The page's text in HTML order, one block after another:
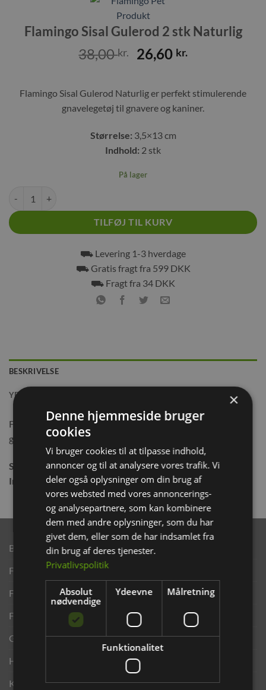
Flamingo Sisal Gulerod 2 stk Naturlig
38,00kr.
Den
oprindelige
var:
38,00 kr..
26,60 kr.Den
er:
26,60 kr..
Flamingo Sisal Gulerod Naturlig er perfekt stimulerende
gnavelegetøj til gnavere og kaniner.
Størrelse: 3,5×13 cm
Indhold: 2 stk
På lager
TILFØJ TIL KURV
⛟ Levering 1-3 hverdage
⛟ Gratis fragt fra 599 DKK
⛟ Fragt fra 34 DKK
BESKRIVELSE
YDERLIGERE INFORMATION
Flamingo Sisal Gulerod Naturlig er perfekt stimulerende
gnavelegetøj til gnavere og kaniner.
Størrelse:3,5×13 cm
Indhold:
2 stk
Brand
Finansering ANYDAY
Finansering Viabill
Fortrydelse og reklamationsret
Gavekort
Handelsbetingelser
Kontakt os
×
Denne hjemmeside bruger
cookies
Vi bruger cookies til at tilpasse indhold,
annoncer og til at analysere vores trafik. Vi
deler også oplysninger om din brug af
vores websted med vores annoncerings-
og analysepartnere, som kan kombinere
dem med andre oplysninger, som du har
givet dem, eller som de har indsamlet fra
din brug af deres tjenester.
Privatlivspolitik
Absolut
nødvendige
Ydeevne Målretning
Funktionalitet